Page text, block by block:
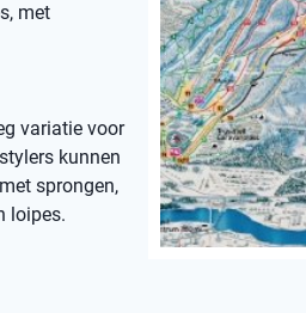
met
variatie voor
kunnen
sprongen,
loipes.